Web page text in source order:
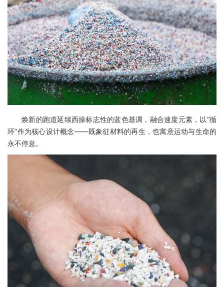
焕新的跑道延续西操标志性的蓝色基调，融合速度元素，以“循
环”作为核心设计概念——既象征材料的再生，也寓意运动与生命的
永不停息。